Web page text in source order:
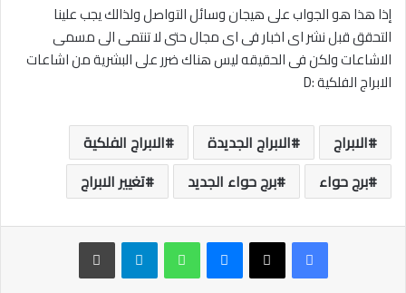
إذا هذا هو الجواب على هيجان وسائل التواصل ولذالك يجب علينا
التحقق قبل نشر اى اخبار فى اى مجال حتى لا تنتمى الى مسمى
الاشاعات ولكن فى الحقيقه ليس هناك ضرر على البشرية من اشاعات
الابراج الفلكية :D
الابراج الابراج الجديدة
الابراج الفلكية
برج حواء
برج حواء الجديد تغيير الابراج
ماسنجر واتساب تيلقرام